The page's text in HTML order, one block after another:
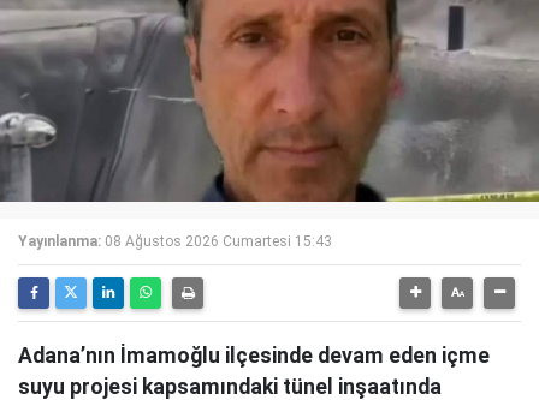
Yayınlanma: 08 Ağustos 2026 Cumartesi 15:43
Adana’nın İmamoğlu ilçesinde devam eden içme
suyu projesi kapsamındaki tünel inşaatında